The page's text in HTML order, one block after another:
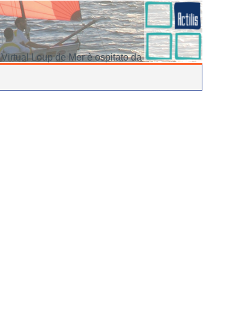
Virtual Loup de Mer è ospitato da